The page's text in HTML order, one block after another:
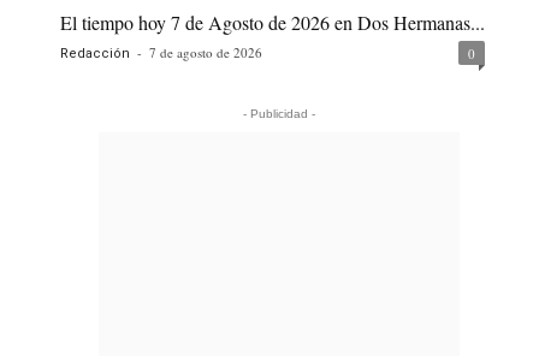
El tiempo hoy 7 de Agosto de 2026 en Dos Hermanas...
Redacción - 7 de agosto de 2026 0
- Publicidad -